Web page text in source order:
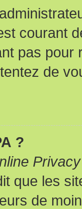
courant
pas pour
de
?
que les
de